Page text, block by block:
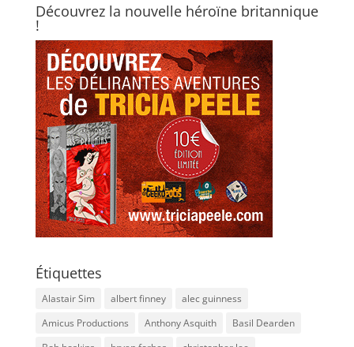
Découvrez la nouvelle héroïne britannique
!
Étiquettes
Alastair Sim albert finney
alec guinness
Amicus Productions
Anthony Asquith
Basil Dearden